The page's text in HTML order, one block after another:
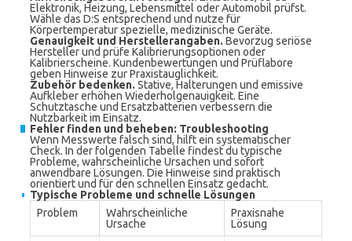
Elektronik, Heizung, Lebensmittel oder Automobil prüfst.
Wähle das D:S entsprechend und nutze für
Körpertemperatur spezielle, medizinische Geräte.
Genauigkeit und Herstellerangaben. Bevorzug seriöse
Hersteller und prüfe Kalibrierungsoptionen oder
Kalibrierscheine. Kundenbewertungen und Prüflabore
geben Hinweise zur Praxistauglichkeit.
Zubehör bedenken. Stative, Halterungen und emissive
Aufkleber erhöhen Wiederholgenauigkeit. Eine
Schutztasche und Ersatzbatterien verbessern die
Nutzbarkeit im Einsatz.
Fehler finden und beheben: Troubleshooting
Wenn Messwerte falsch sind, hilft ein systematischer
Check. In der folgenden Tabelle findest du typische
Probleme, wahrscheinliche Ursachen und sofort
anwendbare Lösungen. Die Hinweise sind praktisch
orientiert und für den schnellen Einsatz gedacht.
Typische Probleme und schnelle Lösungen
Problem
Wahrscheinliche
Ursache
Praxisnahe
Lösung